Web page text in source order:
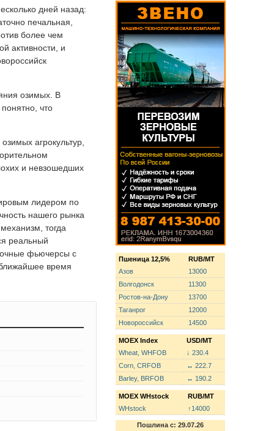
дней назад:
печальная,
более чем
активности, и
озимых. В
что
агрокультур,
и невзошедших
лидером по
нашего рынка
тогда
реальный
фьючерсы с
время
Пшеница 12,5%
RUB/MT
Азов
13000
Волгодонск
11300
Ростов-на-Дону
13700
Таганрог
12000
Новороссийск
14500
MOEX Index
USD/MT
Wheat, WHFOB
↓ 230.4
Corn, CRFOB
↔ 222.7
Barley, BRFOB
↔ 190.2
MOEX WHstock
RUB/MT
WHstock
↑14000
Пошлина с: 29.07.26